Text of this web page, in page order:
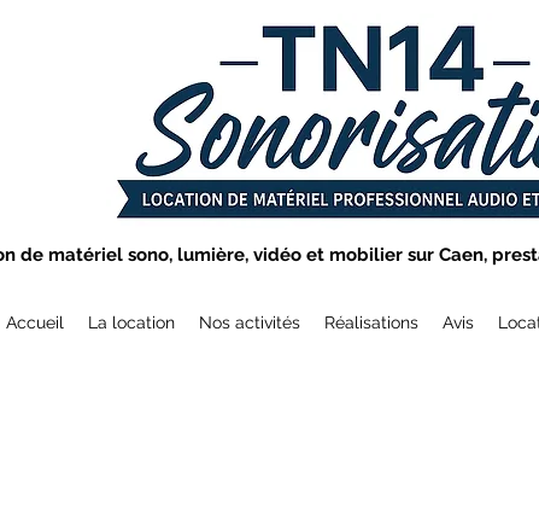
de matériel sono, lumière, vidéo et mobilier sur Caen,
Accueil La location Nos activités Réalisations Avis